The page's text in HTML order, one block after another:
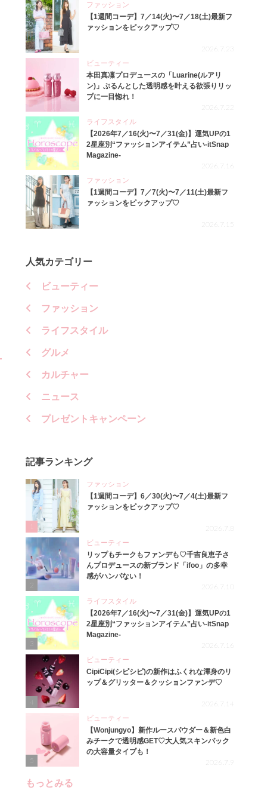
ファッション
【1週間コーデ】7／14(火)〜7／18(土)最新フ
ァッションをピックアップ♡
2026.7.23
ビューティー
本田真凜プロデュースの「Luarine(ルアリ
ン)」ぷるんとした透明感を叶える欲張りリッ
プに一目惚れ！
2026.7.22
ライフスタイル
【2026年7／16(火)〜7／31(金)】運気UPの1
2星座別“ファッションアイテム”占い-itSnap
Magazine-
2026.7.16
ファッション
【1週間コーデ】7／7(火)〜7／11(土)最新フ
ァッションをピックアップ♡
2026.7.15
人気カテゴリー
ビューティー
ファッション
ライフスタイル
グルメ
カルチャー
ニュース
プレゼントキャンペーン
記事ランキング
ファッション
【1週間コーデ】6／30(火)〜7／4(土)最新フ
ァッションをピックアップ♡
2026.7.8
ビューティー
リップもチークもファンデも♡千吉良恵子さ
んプロデュースの新ブランド「ifoo」の多幸
感がハンパない！
2026.7.10
3
ライフスタイル
【2026年7／16(火)〜7／31(金)】運気UPの1
2星座別“ファッションアイテム”占い-itSnap
Magazine-
2026.7.16
4
ビューティー
CipiCipi(シピシピ)の新作はふくれな渾身のリ
ップ＆グリッター＆クッションファンデ♡
2026.7.14
ビューティー
【Wonjungyo】新作ルースパウダー＆新色白
みチークで透明感GET♡大人気スキンパック
の大容量タイプも！
2026.7.9
もっとみる